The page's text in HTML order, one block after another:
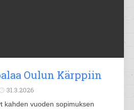
Oulun Kärppiin
31.3.2026
kahden vuoden sopimuksen